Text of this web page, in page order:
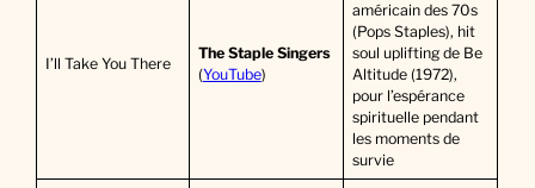
I’ll Take You There
The Staple Singers
(YouTube)
américain des 70s
(Pops Staples), hit
soul uplifting de Be
Altitude (1972),
pour l’espérance
spirituelle pendant
les moments de
survie